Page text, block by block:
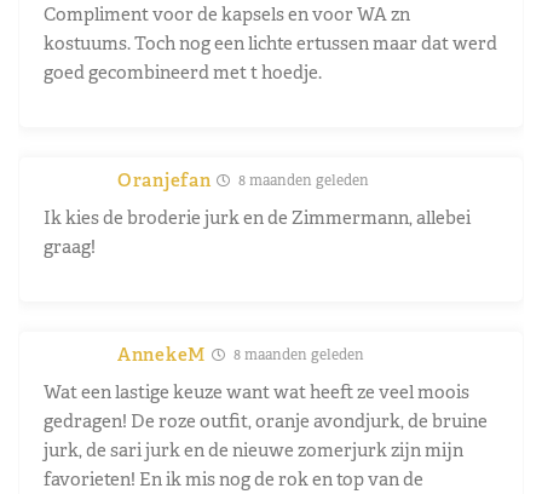
Compliment voor de kapsels en voor WA zn
kostuums. Toch nog een lichte ertussen maar dat werd
goed gecombineerd met t hoedje.
Oranjefan 8 maanden geleden
Ik kies de broderie jurk en de Zimmermann, allebei
graag!
AnnekeM 8 maanden geleden
Wat een lastige keuze want wat heeft ze veel moois
gedragen! De roze outfit, oranje avondjurk, de bruine
jurk, de sari jurk en de nieuwe zomerjurk zijn mijn
favorieten! En ik mis nog de rok en top van de